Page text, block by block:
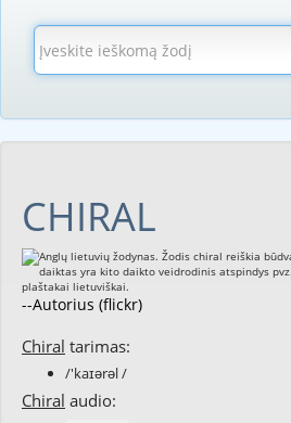
CHIRAL
--Autorius (flickr)
Chiral tarimas:
/'kaɪərəl /
Chiral audio: